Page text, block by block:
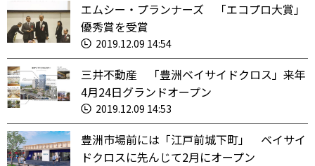
エムシー・プランナーズ 「エコプロ大賞」
優秀賞を受賞
2019.12.09 14:54
三井不動産 「豊洲ベイサイドクロス」来年
4月24日グランドオープン
2019.12.09 14:53
豊洲市場前には「江戸前城下町」 ベイサイ
ドクロスに先んじて2月にオープン